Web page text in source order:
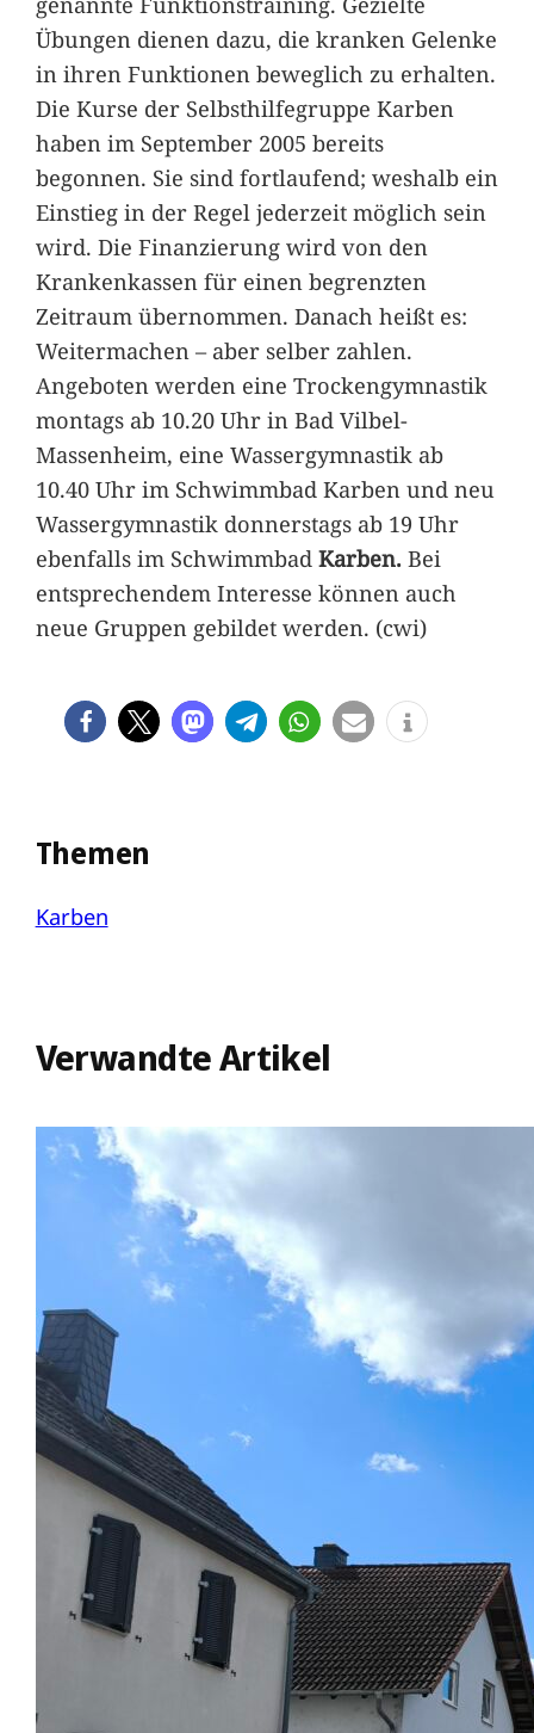
Übungen dienen dazu, die kranken Gelenke
in ihren Funktionen beweglich zu erhalten.
Die Kurse der Selbsthilfegruppe Karben
haben im September 2005 bereits
begonnen. Sie sind fortlaufend; weshalb ein
Einstieg in der Regel jederzeit möglich sein
wird. Die Finanzierung wird von den
Krankenkassen für einen begrenzten
Zeitraum übernommen. Danach heißt es:
Weitermachen – aber selber zahlen.
Angeboten werden eine Trockengymnastik
montags ab 10.20 Uhr in Bad Vilbel-
Massenheim, eine Wassergymnastik ab
10.40 Uhr im Schwimmbad Karben und neu
Wassergymnastik donnerstags ab 19 Uhr
ebenfalls im Schwimmbad Karben.Bei
entsprechendem Interesse können auch
neue Gruppen gebildet werden. (cwi)
Themen
Karben
Verwandte Artikel